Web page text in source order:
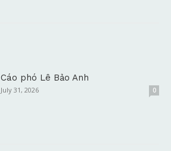
Cáo phó Lê Bảo Anh
July 31, 2026 0